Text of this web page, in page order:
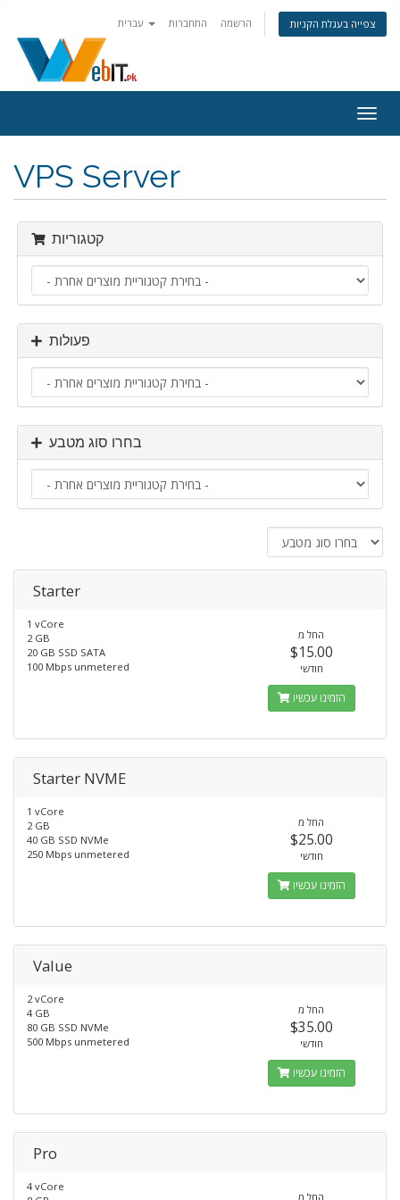
התחברות הרשמה צפייה בעגלת הקניות
ניווט
VPS Server
קטגוריות
פעולות
בחרו סוג מטבע
Starter
1 vCore
2 GB
20 GB SSD SATA
100 Mbps unmetered
החל מ
$15.00
חודשי
הזמינו עכשיו
Starter NVME
1 vCore
2 GB
40 GB SSD NVMe
250 Mbps unmetered
החל מ
$25.00
חודשי
הזמינו עכשיו
Value
2 vCore
4 GB
80 GB SSD NVMe
500 Mbps unmetered
החל מ
$35.00
חודשי
הזמינו עכשיו
Pro
4 vCore
החל מ